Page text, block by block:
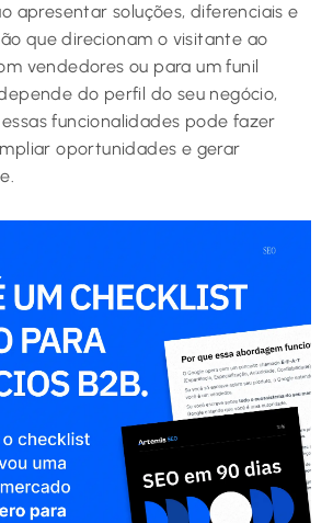
apresentar soluções, diferenciais e
que direcionam o visitante ao
vendedores ou para um funil
do perfil do seu negócio,
funcionalidades pode fazer
oportunidades e gerar